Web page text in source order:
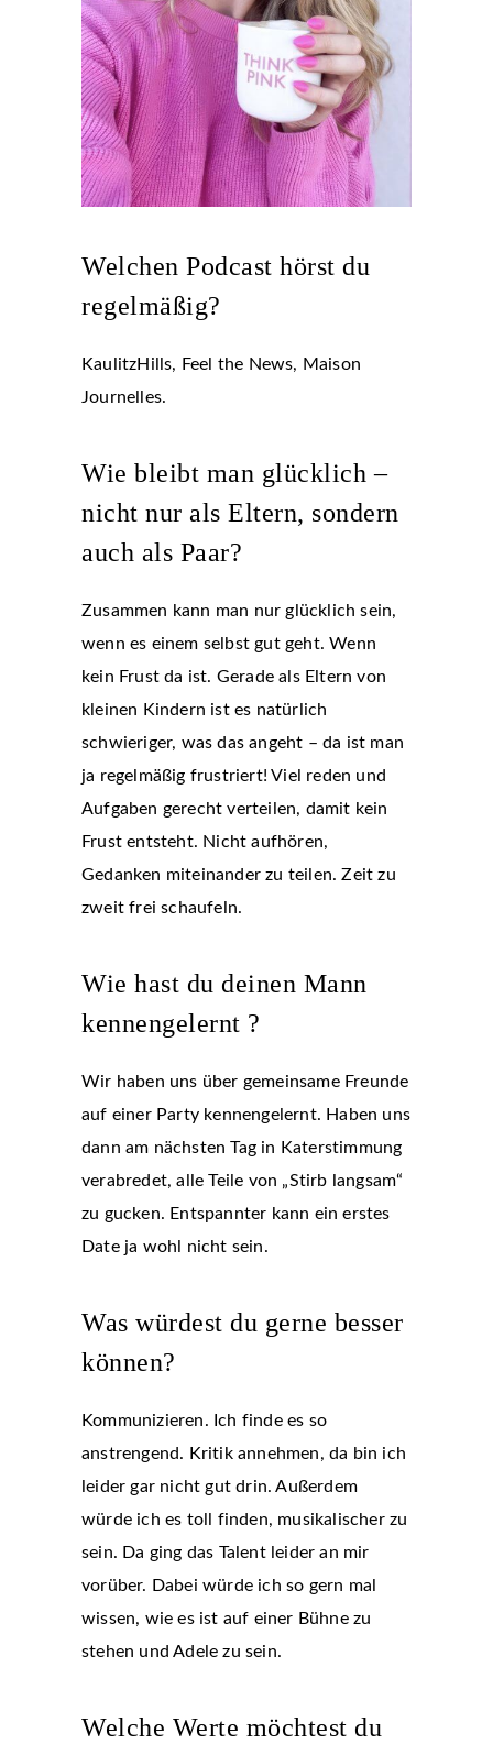
Welchen Podcast hörst du
regelmäßig?
KaulitzHills, Feel the News, Maison
Journelles.
Wie bleibt man glücklich –
nicht nur als Eltern, sondern
auch als Paar?
Zusammen kann man nur glücklich sein,
wenn es einem selbst gut geht. Wenn
kein Frust da ist. Gerade als Eltern von
kleinen Kindern ist es natürlich
schwieriger, was das angeht – da ist man
ja regelmäßig frustriert! Viel reden und
Aufgaben gerecht verteilen, damit kein
Frust entsteht. Nicht aufhören,
Gedanken miteinander zu teilen. Zeit zu
zweit frei schaufeln.
Wie hast du deinen Mann
kennengelernt ?
Wir haben uns über gemeinsame Freunde
auf einer Party kennengelernt. Haben uns
dann am nächsten Tag in Katerstimmung
verabredet, alle Teile von „Stirb langsam“
zu gucken. Entspannter kann ein erstes
Date ja wohl nicht sein.
Was würdest du gerne besser
können?
Kommunizieren. Ich finde es so
anstrengend. Kritik annehmen, da bin ich
leider gar nicht gut drin. Außerdem
würde ich es toll finden, musikalischer zu
sein. Da ging das Talent leider an mir
vorüber. Dabei würde ich so gern mal
wissen, wie es ist auf einer Bühne zu
stehen und Adele zu sein.
Welche Werte möchtest du